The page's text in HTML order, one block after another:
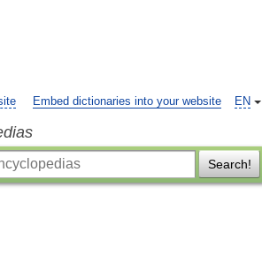
EN
Embed dictionaries into your website
Search!